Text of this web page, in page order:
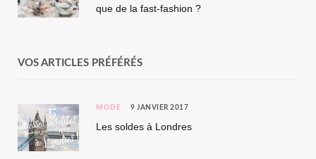
que de la fast-fashion ?
VOS ARTICLES PRÉFÉRÉS
MODE 9 JANVIER 2017
Les soldes à Londres